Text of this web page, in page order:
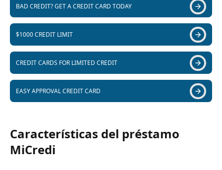
BAD CREDIT? GET A CREDIT CARD TODAY
$1000 CREDIT LIMIT
CREDIT CARDS FOR LIMITED CREDIT
EASY APPROVAL CREDIT CARD
Características del préstamo
MiCredi